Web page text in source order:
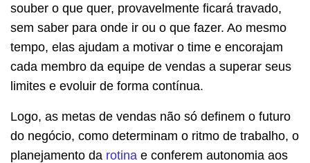
souber o que quer, provavelmente ficará travado,
sem saber para onde ir ou o que fazer. Ao mesmo
tempo, elas ajudam a motivar o time e encorajam
cada membro da equipe de vendas a superar seus
limites e evoluir de forma contínua.
Logo, as metas de vendas não só definem o futuro
do negócio, como determinam o ritmo de trabalho, o
planejamento da rotina e conferem autonomia aos